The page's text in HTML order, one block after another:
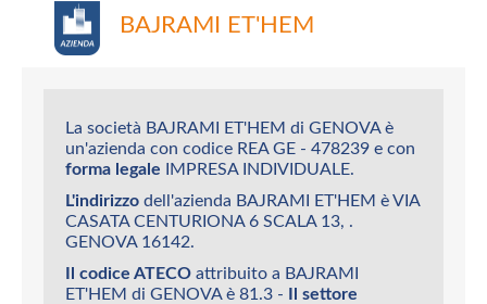
BAJRAMI ET'HEM
La società BAJRAMI ET'HEM di GENOVA è
un'azienda con codice REA GE - 478239 e con
forma legale IMPRESA INDIVIDUALE.
L'indirizzo dell'azienda BAJRAMI ET'HEM è VIA
CASATA CENTURIONA 6 SCALA 13, .
GENOVA 16142.
Il codice ATECO attribuito a BAJRAMI
ET'HEM di GENOVA è 81.3 - Il settore